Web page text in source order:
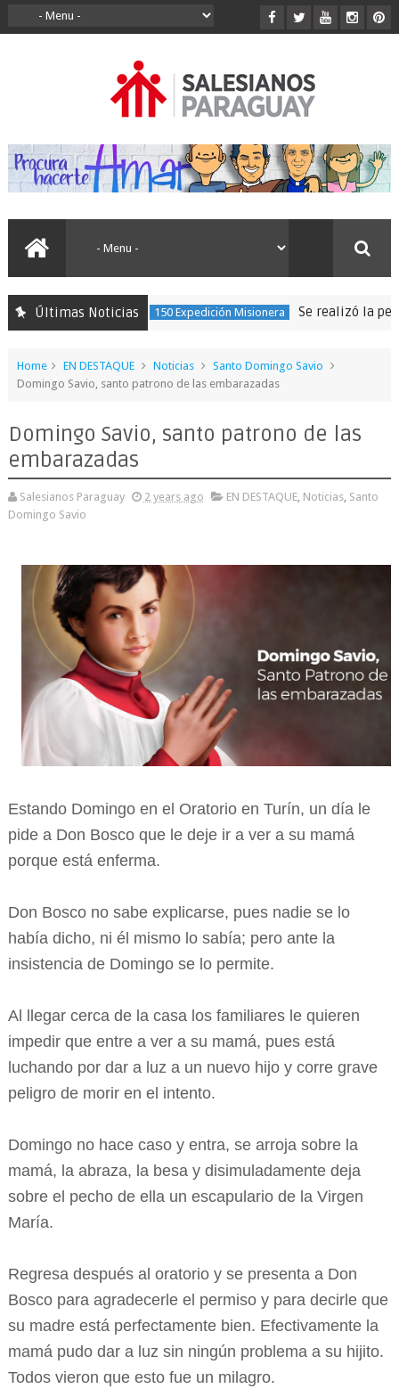
Últimas Noticias150 Expedición Misionera Se realizó la
Home EN DESTAQUE Noticias
Santo Domingo Savio
Domingo Savio, santo patrono de las embarazadas
Domingo Savio, santo patrono de las
embarazadas
Salesianos Paraguay 2 years ago EN DESTAQUE, Noticias, Santo
Domingo Savio
Estando Domingo en el Oratorio en Turín, un día le
pide a Don Bosco que le deje ir a ver a su mamá
porque está enferma.
Don Bosco no sabe explicarse, pues nadie se lo
había dicho, ni él mismo lo sabía; pero ante la
insistencia de Domingo se lo permite.
Al llegar cerca de la casa los familiares le quieren
impedir que entre a ver a su mamá, pues está
luchando por dar a luz a un nuevo hijo y corre grave
peligro de morir en el intento.
Domingo no hace caso y entra, se arroja sobre la
mamá, la abraza, la besa y disimuladamente deja
sobre el pecho de ella un escapulario de la Virgen
María.
Regresa después al oratorio y se presenta a Don
Bosco para agradecerle el permiso y para decirle que
su madre está perfectamente bien. Efectivamente la
mamá pudo dar a luz sin ningún problema a su hijito.
Todos vieron que esto fue un milagro.